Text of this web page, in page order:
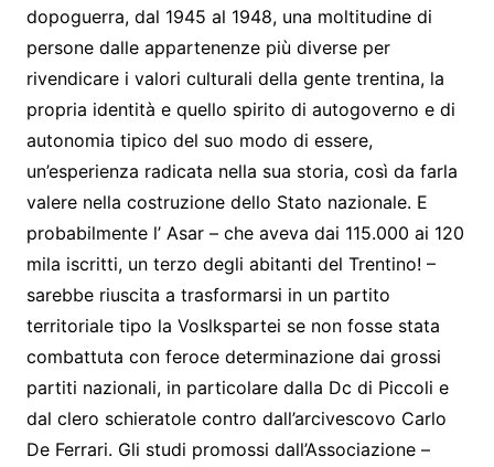
dopoguerra, dal 1945 al 1948, una moltitudine di
persone dalle appartenenze più diverse per
rivendicare i valori culturali della gente trentina, la
propria identità e quello spirito di autogoverno e di
autonomia tipico del suo modo di essere,
un’esperienza radicata nella sua storia, così da farla
valere nella costruzione dello Stato nazionale. E
probabilmente l’ Asar – che aveva dai 115.000 ai 120
mila iscritti, un terzo degli abitanti del Trentino! –
sarebbe riuscita a trasformarsi in un partito
territoriale tipo la Voslkspartei se non fosse stata
combattuta con feroce determinazione dai grossi
partiti nazionali, in particolare dalla Dc di Piccoli e
dal clero schieratole contro dall’arcivescovo Carlo
De Ferrari. Gli studi promossi dall’Associazione –